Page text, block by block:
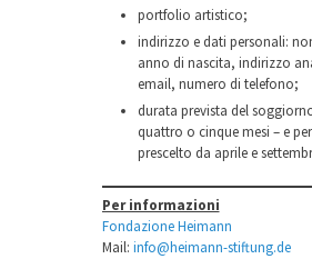
portfolio artistico;
indirizzo e dati personali:
anno di nascita, indirizzo
email, numero di telefono;
durata prevista del
quattro o cinque mesi – e
prescelto da aprile e
Per informazioni
Fondazione Heimann
Mail: info@heimann-stiftung.de